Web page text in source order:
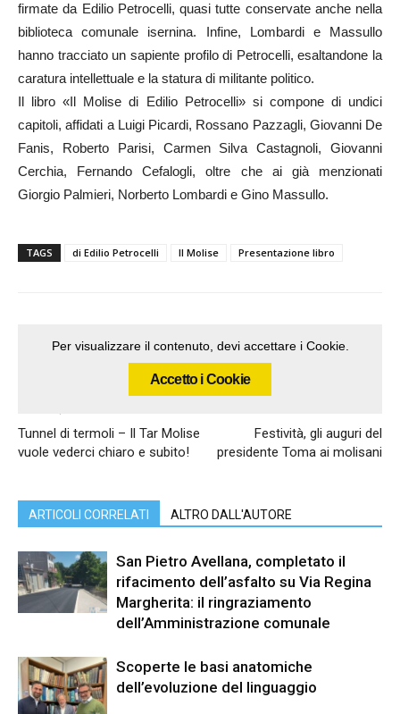
firmate da Edilio Petrocelli, quasi tutte conservate anche nella
biblioteca comunale isernina. Infine, Lombardi e Massullo
hanno tracciato un sapiente profilo di Petrocelli, esaltandone la
caratura intellettuale e la statura di militante politico.
Il libro «Il Molise di Edilio Petrocelli» si compone di undici
capitoli, affidati a Luigi Picardi, Rossano Pazzagli, Giovanni De
Fanis, Roberto Parisi, Carmen Silva Castagnoli, Giovanni
Cerchia, Fernando Cefalogli, oltre che ai già menzionati
Giorgio Palmieri, Norberto Lombardi e Gino Massullo.
TAGS di Edilio Petrocelli Il Molise Presentazione libro
Per visualizzare il contenuto, devi accettare i Cookie.
Accetto i Cookie
Tunnel di termoli – Il Tar Molise
vuole vederci chiaro e subito!
Festività, gli auguri del
presidente Toma ai molisani
ARTICOLI CORRELATI ALTRO DALL'AUTORE
San Pietro Avellana, completato il
rifacimento dell’asfalto su Via Regina
Margherita: il ringraziamento
dell’Amministrazione comunale
Scoperte le basi anatomiche
dell’evoluzione del linguaggio